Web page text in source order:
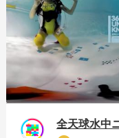
https://
9e69-c14eef62ea6b
全天球水中